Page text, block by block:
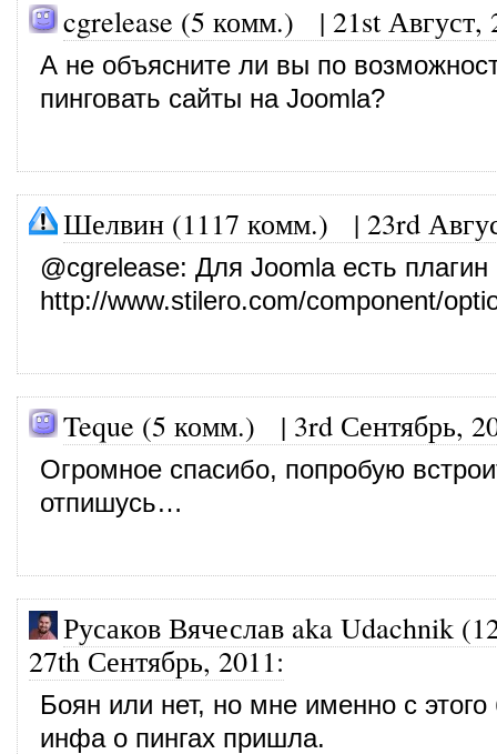
cgrelease (5 комм.) | 21st Август,
А не объясните ли вы по
пинговать сайты на Joomla?
Шелвин (1117 комм.) | 23rd
@cgrelease: Для Joomla есть
http://www.stilero.com/component/
Teque (5 комм.) | 3rd Сентябрь,
Огромное спасибо, попробую
отпишусь…
Русаков Вячеслав aka Udachnik
27th Сентябрь, 2011:
Боян или нет, но мне именно с
инфа о пингах пришла.